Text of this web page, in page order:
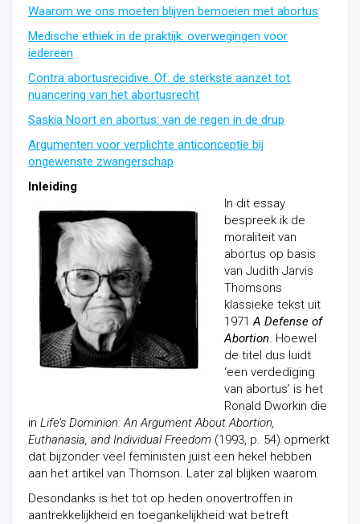
Waarom we ons moeten blijven bemoeien met abortus
Medische ethiek in de praktijk: overwegingen voor
iedereen
Contra abortusrecidive. Of: de sterkste aanzet tot
nuancering van het abortusrecht
Saskia Noort en abortus: van de regen in de drup
Argumenten voor verplichte anticonceptie bij
ongewenste zwangerschap
Inleiding
In dit essay
bespreek ik de
moraliteit van
abortus op basis
van Judith Jarvis
Thomsons
klassieke tekst uit
1971A Defense of
Abortion. Hoewel
de titel dus luidt
‘een verdediging
van abortus’ is het
Ronald Dworkin die
in Life’s Dominion: An Argument About Abortion,
Euthanasia, and Individual Freedom (1993, p. 54) opmerkt
dat bijzonder veel feministen juist een hekel hebben
aan het artikel van Thomson. Later zal blijken waarom.
Desondanks is het tot op heden onovertroffen in
aantrekkelijkheid en toegankelijkheid wat betreft